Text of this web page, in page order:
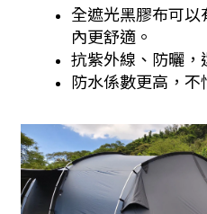
全遮光黑膠布可
內更舒適。
抗紫外線、防曬，
防水係數更高，不